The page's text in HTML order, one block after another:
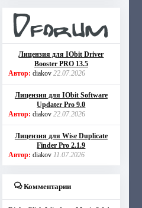
Лицензия для IObit Driver
Booster PRO 13.5
Автор: diakov 22.07.2026
Лицензия для IObit Software
Updater Pro 9.0
Автор: diakov 22.07.2026
Лицензия для Wise Duplicate
Finder Pro 2.1.9
Автор: diakov 11.07.2026
Комментарии